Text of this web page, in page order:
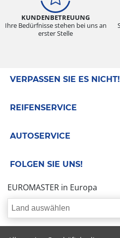
KUNDENBETREUUNG
Ihre Bedürfnisse stehen bei uns an
erster Stelle
VERPASSEN SIE ES NICHT!
REIFENSERVICE
AUTOSERVICE
FOLGEN SIE UNS!
EUROMASTER in Europa
Land auswählen